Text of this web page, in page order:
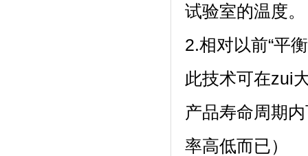
试验室的温度。
2.相对以前“平衡
此技术可在zui
产品寿命周期
率高低而已）